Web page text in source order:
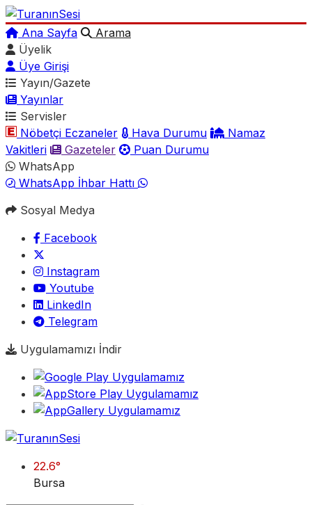
Ana Sayfa
Arama
Üyelik
Üye Girişi
Yayın/Gazete
Yayınlar
Servisler
Nöbetçi Eczaneler
Hava Durumu
Namaz
Vakitleri
Gazeteler
Puan Durumu
WhatsApp
WhatsApp İhbar Hattı
Sosyal Medya
Facebook
Instagram
Youtube
LinkedIn
Telegram
Uygulamamızı İndir
22.6°
Bursa